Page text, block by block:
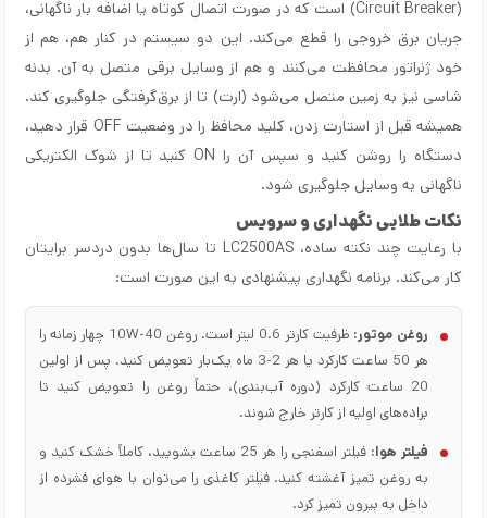
(Circuit Breaker) است که در صورت اتصال کوتاه یا اضافه بار ناگهانی،
جریان برق خروجی را قطع می‌کند. این دو سیستم در کنار هم، هم از
خود ژنراتور محافظت می‌کنند و هم از وسایل برقی متصل به آن. بدنه
شاسی نیز به زمین متصل می‌شود (ارت) تا از برق‌گرفتگی جلوگیری کند.
همیشه قبل از استارت زدن، کلید محافظ را در وضعیت OFF قرار دهید،
دستگاه را روشن کنید و سپس آن را ON کنید تا از شوک الکتریکی
ناگهانی به وسایل جلوگیری شود.
نکات طلایی نگهداری و سرویس
با رعایت چند نکته ساده، LC2500AS تا سال‌ها بدون دردسر برایتان
کار می‌کند. برنامه نگهداری پیشنهادی به این صورت است:
روغن موتور:
ظرفیت کارتر 0.6 لیتر است. روغن 10W-40 چهار زمانه را
هر 50 ساعت کارکرد یا هر 2-3 ماه یک‌بار تعویض کنید. پس از اولین
20 ساعت کارکرد (دوره آب‌بندی)، حتماً روغن را تعویض کنید تا
براده‌های اولیه از کارتر خارج شوند.
فیلتر هوا:
فیلتر اسفنجی را هر 25 ساعت بشویید، کاملاً خشک کنید و
به روغن تمیز آغشته کنید. فیلتر کاغذی را می‌توان با هوای فشرده از
داخل به بیرون تمیز کرد.